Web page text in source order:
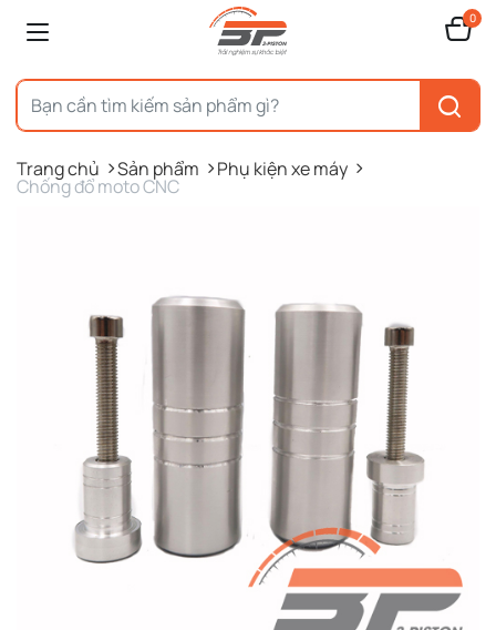
0
Trang chủ Sản phẩm Phụ kiện xe máy
Chống đổ moto CNC